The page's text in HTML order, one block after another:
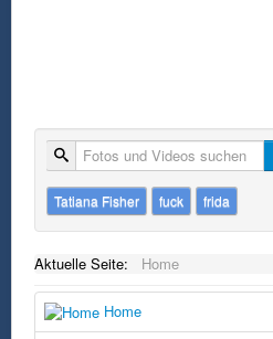
Suche
Tatiana Fisher fuck frida
Aktuelle Seite: Home
Home